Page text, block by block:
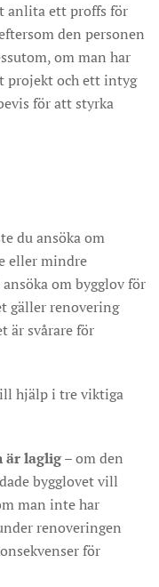
anlita ett proffs för
den personen
om man har
projekt och ett intyg
för att styrka
du ansöka om
eller mindre
om bygglov för
gäller renovering
är svårare för
hjälp i tre viktiga
är laglig– om den
bygglovet vill
man inte har
renoveringen
för